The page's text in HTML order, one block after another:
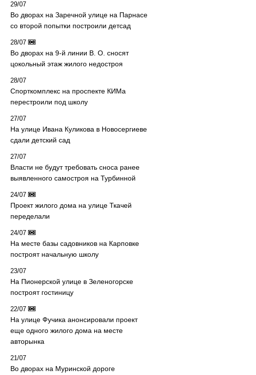
29/07
Во дворах на Заречной улице на Парнасе
со второй попытки построили детсад
28/07
Во дворах на 9-й линии В. О. сносят
цокольный этаж жилого недостроя
28/07
Спорткомплекс на проспекте КИМа
перестроили под школу
27/07
На улице Ивана Куликова в Новосергиеве
сдали детский сад
27/07
Власти не будут требовать сноса ранее
выявленного самостроя на Турбинной
24/07
Проект жилого дома на улице Ткачей
переделали
24/07
На месте базы садовников на Карповке
построят начальную школу
23/07
На Пионерской улице в Зеленогорске
построят гостиницу
22/07
На улице Фучика анонсировали проект
еще одного жилого дома на месте
авторынка
21/07
Во дворах на Муринской дороге